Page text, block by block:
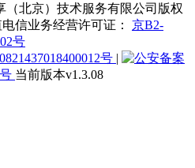
（北京）技术服务有限公司版权
信业务经营许可证： 京B2-
号
号 |
当前版本v1.3.08